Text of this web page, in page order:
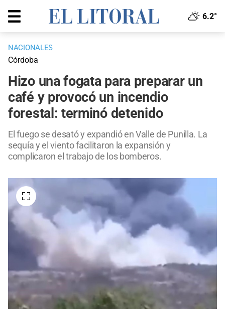
6.2°
NACIONALES
Córdoba
Hizo una fogata para preparar un
café y provocó un incendio
forestal: terminó detenido
El fuego se desató y expandió en Valle de Punilla. La
sequía y el viento facilitaron la expansión y
complicaron el trabajo de los bomberos.